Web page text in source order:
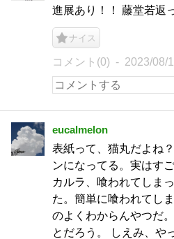
進展あり！！ 藤堂若返
ナイス
コメント(0) 2023/08/
eucalmelon
表紙って、猫丸だよね
ンになってる。実はす
カルラ、喰われてしま
た。簡単に喰われてし
のよくわからんやつだ
とだろう。 しえみ、や